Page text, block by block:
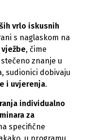
vrlo iskusnih
s naglaskom na
, čime
znanje u
sudionici dobivaju
i uvjerenja.
individualno
za
specifične